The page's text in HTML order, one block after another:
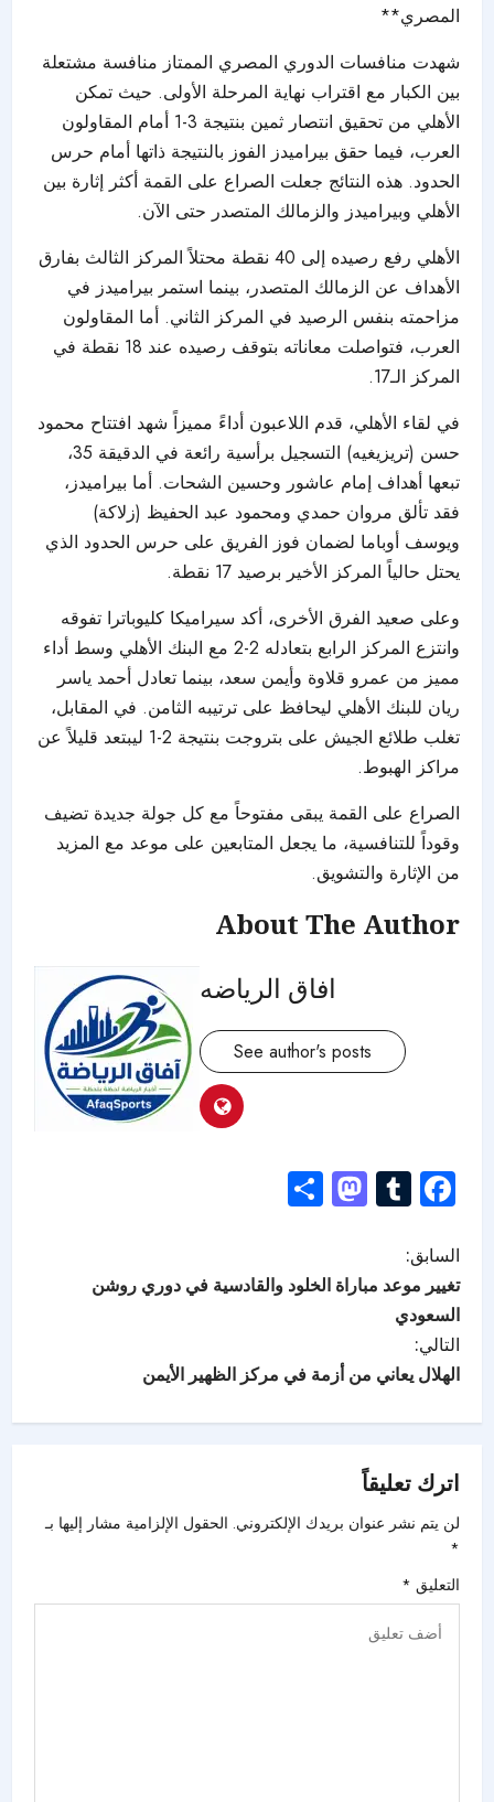
المصري**
شهدت منافسات الدوري المصري الممتاز منافسة مشتعلة
بين الكبار مع اقتراب نهاية المرحلة الأولى. حيث تمكن
الأهلي من تحقيق انتصار ثمين بنتيجة 3-1 أمام المقاولون
العرب، فيما حقق بيراميدز الفوز بالنتيجة ذاتها أمام حرس
الحدود. هذه النتائج جعلت الصراع على القمة أكثر إثارة بين
الأهلي وبيراميدز والزمالك المتصدر حتى الآن.
الأهلي رفع رصيده إلى 40 نقطة محتلاً المركز الثالث بفارق
الأهداف عن الزمالك المتصدر، بينما استمر بيراميدز في
مزاحمته بنفس الرصيد في المركز الثاني. أما المقاولون
العرب، فتواصلت معاناته بتوقف رصيده عند 18 نقطة في
المركز الـ17.
في لقاء الأهلي، قدم اللاعبون أداءً مميزاً شهد افتتاح محمود
حسن (تريزيغيه) التسجيل برأسية رائعة في الدقيقة 35،
تبعها أهداف إمام عاشور وحسين الشحات. أما بيراميدز،
فقد تألق مروان حمدي ومحمود عبد الحفيظ (زلاكة)
ويوسف أوباما لضمان فوز الفريق على حرس الحدود الذي
يحتل حالياً المركز الأخير برصيد 17 نقطة.
وعلى صعيد الفرق الأخرى، أكد سيراميكا كليوباترا تفوقه
وانتزع المركز الرابع بتعادله 2-2 مع البنك الأهلي وسط أداء
مميز من عمرو قلاوة وأيمن سعد، بينما تعادل أحمد ياسر
ريان للبنك الأهلي ليحافظ على ترتيبه الثامن. في المقابل،
تغلب طلائع الجيش على بتروجت بنتيجة 2-1 ليبتعد قليلاً عن
مراكز الهبوط.
الصراع على القمة يبقى مفتوحاً مع كل جولة جديدة تضيف
وقوداً للتنافسية، ما يجعل المتابعين على موعد مع المزيد
من الإثارة والتشويق.
About The Author
افاق الرياضه
See author's posts
Facebook
Tumblr
Mastodon
السابق:
تغيير موعد مباراة الخلود والقادسية في دوري روشن
السعودي
التالي:
الهلال يعاني من أزمة في مركز الظهير الأيمن
اترك تعليقاً
لن يتم نشر عنوان بريدك الإلكتروني. الحقول الإلزامية مشار إليها بـ
*
التعليق *